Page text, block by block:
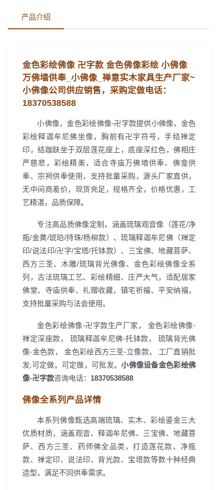
产品介绍
金色彩绘佛像 卍字款 金色佛像彩绘 小佛像
万佛墙供奉_小佛像_禅意实木家具生产厂家~
小佛像公司供应销售， 采购定做电话：
18370538588
小佛像，金色彩绘佛像-卍字款提供小佛像，金色
彩绘释迦牟尼佛坐像，胸前有卍字符号，手结禅定
印，结跏趺坐于双层莲花座上，底座深红色，佛相庄
严慈悲，彩绘精美，适合寺庙万佛墙供奉、佛龛供
奉、宗祠供奉使用，支持批量采购，源头厂家直供，
无中间商差价，现货充足，规格齐全，价格优惠，工
艺精湛，品质保障。
专注高品质佛像定制，涵盖琉璃观音像（莲花/净
瓶/金黄/琥珀/持珠/杨柳款）、琉璃释迦牟尼佛（禅定
印/说法印/卍字/宝塔/托钵款）、三宝佛、地藏菩萨、
西方三圣、木雕/琉璃背光佛像、金色彩绘佛像全系
列，古法琉璃工艺、彩绘精细、庄严大气，适配居家
佛堂、寺庙供奉、礼赠收藏，镇宅祈福、平安纳福，
支持批量采购与法会使用。
金色彩绘佛像-卍字款生产厂家， 金色彩绘佛像-
禅定深座款， 琉璃释迦牟尼佛-托钵款， 琉璃背光佛
像-金色款， 金色彩绘西方三圣-立像款， 工厂直销批
发,可定做。可定做，可批发。小佛像设备金色彩绘佛
像-卍字款咨询电话： 18370538588
佛像全系列产品详情
本系列佛像甄选高端琉璃、实木、彩绘鎏金三大
优质材质，涵盖观音、释迦牟尼佛、三宝佛、地藏菩
萨、西方三圣、药师佛全品类，打造莲花款、净瓶
款、禅定印、说法印、背光款、宝塔款等数十种经典
造型，满足不同供奉需求。